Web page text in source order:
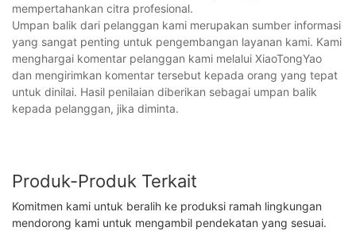
mempertahankan citra profesional.
Umpan balik dari pelanggan kami merupakan sumber informasi
yang sangat penting untuk pengembangan layanan kami. Kami
menghargai komentar pelanggan kami melalui XiaoTongYao
dan mengirimkan komentar tersebut kepada orang yang tepat
untuk dinilai. Hasil penilaian diberikan sebagai umpan balik
kepada pelanggan, jika diminta.
Produk-Produk Terkait
Komitmen kami untuk beralih ke produksi ramah lingkungan
mendorong kami untuk mengambil pendekatan yang sesuai.